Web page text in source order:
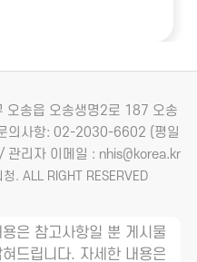
오송읍 오송생명2로 187 오송
의사항: 02-2030-6602 (평일
리자 이메일 : nhis@korea.kr
. ALL RIGHT RESERVED
은 참고사항일 뿐 게시물
드립니다. 자세한 내용은